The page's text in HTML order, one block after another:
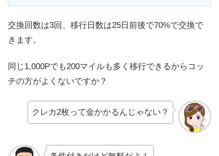
交換回数は3回、移行日数は25日前後で70%で交換で
きます。
同じ1,000Pでも200マイルも多く移行できるからコッ
チの方がよくないですか？
クレカ2枚って金かかるんじゃない？